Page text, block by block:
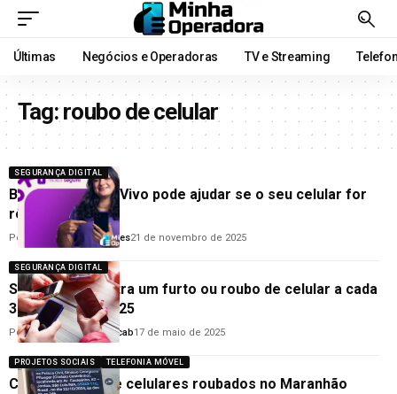
Últimas Negócios e Operadoras TV e Streaming
Tag:roubo de celular
SEGURANÇA DIGITAL
Botão no app da Vivo pode ajudar se o seu celular for
roubado
Por Goodanderson Gomes21 de novembro de 2025
SEGURANÇA DIGITAL
São Paulo registra um furto ou roubo de celular a cada
3 minutos em 2025
PorBackupado Odapukcab17 de maio de 2025
PROJETOS SOCIAIS TELEFONIA MÓVEL
Compradores de celulares roubados no Maranhão